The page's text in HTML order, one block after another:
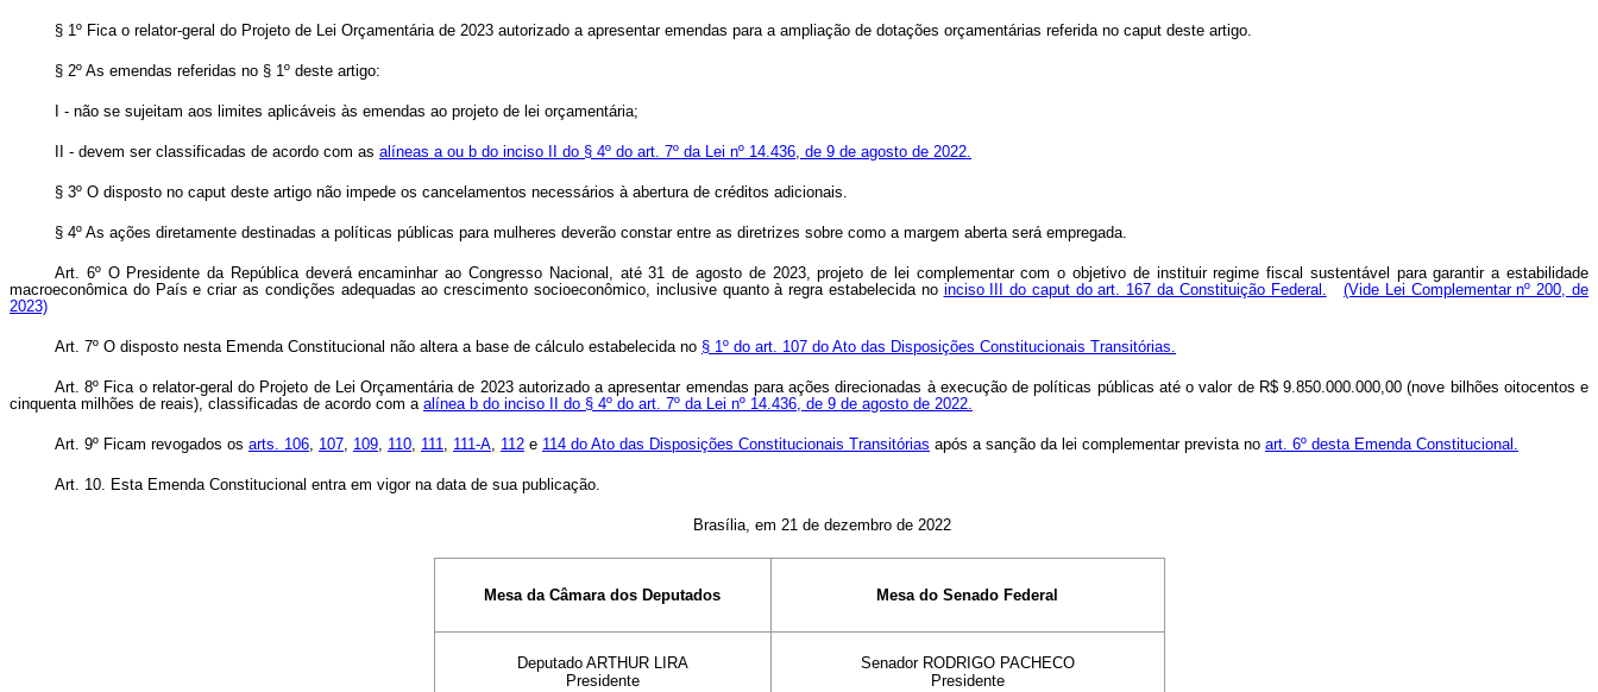
§ 1º Fica o relator-geral do Projeto de Lei Orçamentária de 2023 autorizado a apresentar emendas para a ampliação de dotações orçamentárias referida no caput deste artigo.
§ 2º As emendas referidas no § 1º deste artigo:
I - não se sujeitam aos limites aplicáveis às emendas ao projeto de lei orçamentária;
II - devem ser classificadas de acordo com as alíneas a ou b do inciso II do § 4º do art. 7º da Lei nº 14.436, de 9 de agosto de 2022.
§ 3º O disposto no caput deste artigo não impede os cancelamentos necessários à abertura de créditos adicionais.
§ 4º As ações diretamente destinadas a políticas públicas para mulheres deverão constar entre as diretrizes sobre como a margem aberta será empregada.
Art. 6º O Presidente da República deverá encaminhar ao Congresso Nacional, até 31 de agosto de 2023, projeto de lei complementar com o objetivo de instituir regime fiscal sustentável para garantir a estabilidade
macroeconômica do País e criar as condições adequadas ao crescimento socioeconômico, inclusive quanto à regra estabelecida no inciso III do caput do art. 167 da Constituição Federal.
(Vide Lei Complementar nº 200, de
2023)
Art. 7º O disposto nesta Emenda Constitucional não altera a base de cálculo estabelecida no § 1º do art. 107 do Ato das Disposições Constitucionais Transitórias.
Art. 8º Fica o relator-geral do Projeto de Lei Orçamentária de 2023 autorizado a apresentar emendas para ações direcionadas à execução de políticas públicas até o valor de R$ 9.850.000.000,00 (nove bilhões oitocentos e
cinquenta milhões de reais), classificadas de acordo com a alínea b do inciso II do § 4º do art. 7º da Lei nº 14.436, de 9 de agosto de 2022.
Art. 9º Ficam revogados os arts. 106, 107, 109, 110, 111, 111-A, 112 e 114 do Ato das Disposições Constitucionais Transitórias após a sanção da lei complementar prevista no art. 6º desta Emenda Constitucional.
Art. 10. Esta Emenda Constitucional entra em vigor na data de sua publicação.
Brasília, em 21 de dezembro de 2022
Mesa da Câmara dos Deputados Mesa do Senado Federal
Deputado ARTHUR LIRA
Presidente
Senador RODRIGO PACHECO
Presidente